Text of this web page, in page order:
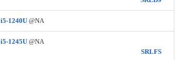
i5-1240U@NA
i5-1245U@NA
SRLFS